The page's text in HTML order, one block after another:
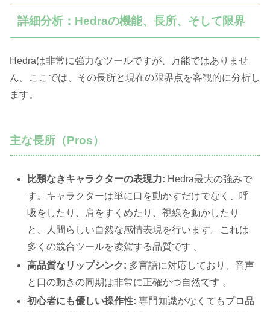
詳細分析：Hedraの機能、長所、そして限界
Hedraは非常に強力なツールですが、万能ではありませ
ん。ここでは、その長所と現在の限界点を客観的に分析し
ます。
主な長所（Pros）
比類なきキャラクターの表現力: Hedra最大の強みで
す。キャラクターは単に口を動かすだけでなく、呼
吸をしたり、肩をすくめたり、視線を動かしたり
と、人間らしい自然な感情表現を行います。これは
多くの競合ツールを凌駕する品質です 。
高品質なリップシンク: 多言語に対応しており、音声
と口の動きの同期は非常に正確かつ自然です 。
初心者にも優しい操作性: 専門知識がなくてもプロ品